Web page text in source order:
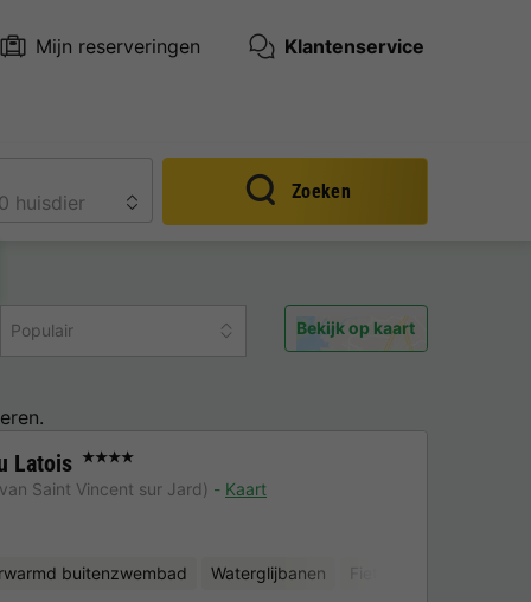
Mijn reserveringen Klantenservice
Zoeken
Populair Bekijk op kaart
Latois ★★★★
Saint Vincent sur Jard)
Kaart
buitenzwembad Waterglijbanen